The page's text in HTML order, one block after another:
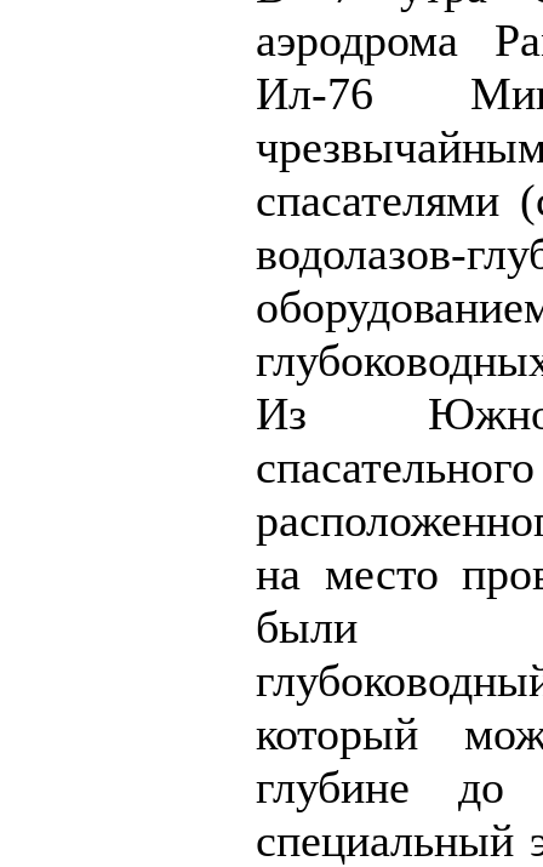
аэродрома
Ил-76
спасателями
водолазов-
Из
на место
были
который
глубине
специальный